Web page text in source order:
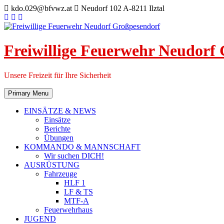
Skip
to
content
kdo.029@bfvwz.at Neudorf 102 A-8211 Ilztal
Freiwillige Feuerwehr Neudorf
Unsere Freizeit für Ihre Sicherheit
Primary Menu
EINSÄTZE & NEWS
Einsätze
Berichte
Übungen
KOMMANDO & MANNSCHAFT
Wir suchen DICH!
AUSRÜSTUNG
Fahrzeuge
HLF 1
LF & TS
MTF-A
Feuerwehrhaus
JUGEND